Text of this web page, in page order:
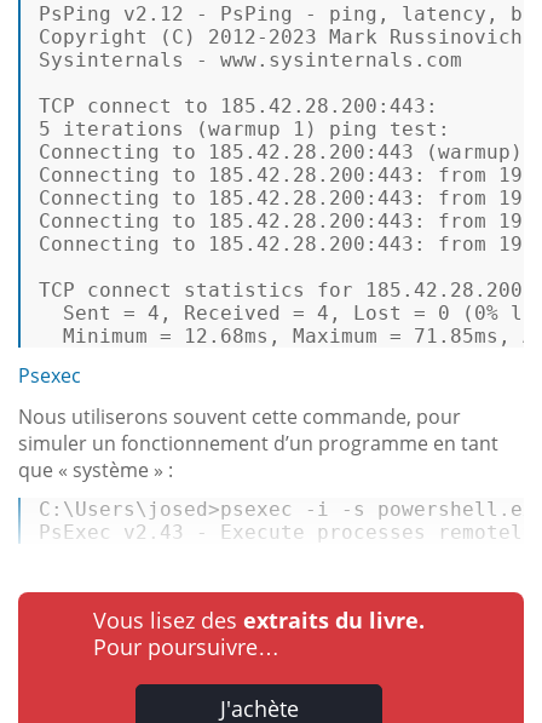
PsPing v2. 12 - PsPing - ping, latency,
Copyright (C) 2012- 2023 Mark Russinovich
Sysinternals - www.sysinternals.com
TCP connect to 185.42 . 28.200 : 443
5 iterations (warmup 1 ) ping test:
Connecting to 185.42 . 28.200 : 443
Connecting to 185.42 . 28.200 : 443 : from
Connecting to 185.42 . 28.200 : 443 : from
Connecting to 185.42 . 28.200 : 443 : from
Connecting to 185.42 . 28.200 : 443 : from
TCP connect statistics for 185.42 . 28.200
Sent = 4 , Received = 4 , Lost = 0 ( 0%
Minimum =
12.68ms, Maximum = 71.85ms,
Psexec
Nous utiliserons souvent cette commande, pour
simuler un fonctionnement d’un programme en tant
que « système » :
C:\Users\josed>psexec -i -s
PsExec v2.43 - Execute processes
Vous lisez des extraits du livre.
Pour poursuivre…
J'achète